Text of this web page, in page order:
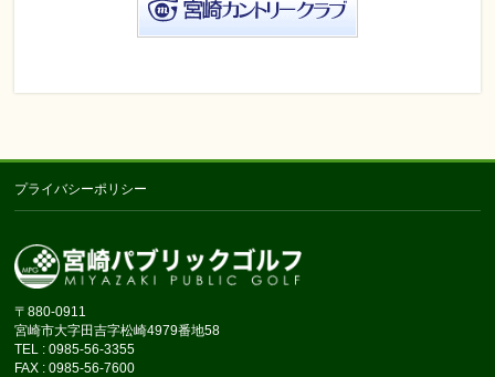
プライバシーポリシー
〒880-0911
宮崎市大字田吉字松崎4979番地58
TEL : 0985-56-3355
FAX : 0985-56-7600